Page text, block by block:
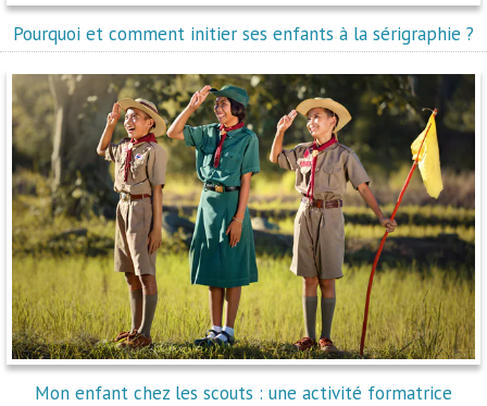
Pourquoi et comment initier ses enfants à la sérigraphie ?
Mon enfant chez les scouts : une activité formatrice